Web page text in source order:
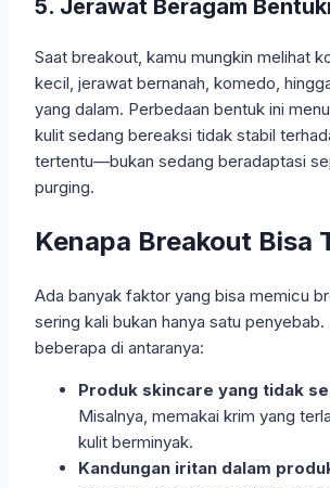
5. Jerawat Beragam
Saat breakout, kamu mungkin melihat
kecil, jerawat bernanah, komedo,
yang dalam. Perbedaan bentuk ini
kulit sedang bereaksi tidak stabil
tertentu—bukan sedang beradaptasi
purging.
Kenapa Breakout Bisa
Ada banyak faktor yang bisa memicu
sering kali bukan hanya satu penyebab.
beberapa di antaranya:
Produk skincare yang tidak
Misalnya, memakai krim yang
kulit berminyak.
Kandungan iritan dalam